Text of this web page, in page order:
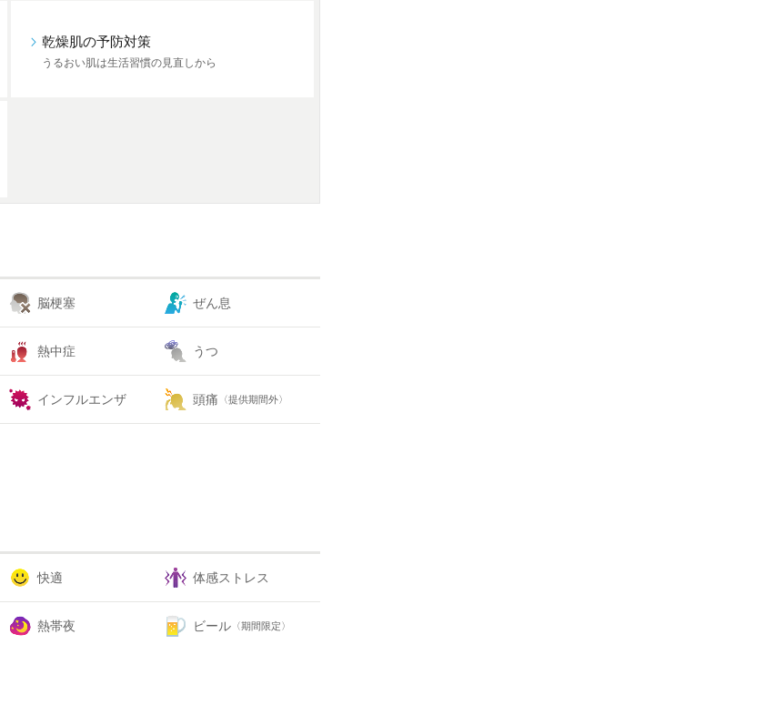
乾燥肌の予防対策
うるおい肌は生活習慣の見直しから
脳梗塞 ぜん息
熱中症 うつ
インフルエンザ 頭痛 〈提供期間外〉
快適 体感ストレス
熱帯夜 ビール 〈期間限定〉